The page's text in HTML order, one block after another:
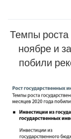
Темпы роста
ноябре и
побили